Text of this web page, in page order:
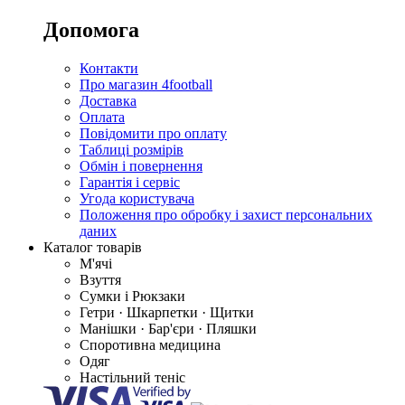
Допомога
Контакти
Про магазин 4football
Доставка
Оплата
Повідомити про оплату
Таблиці розмірів
Обмін і повернення
Гарантія і сервіс
Угода користувача
Положення про обробку і захист персональних
даних
Каталог товарів
М'ячі
Взуття
Сумки і Рюкзаки
Гетри · Шкарпетки · Щитки
Манішки · Бар'єри · Пляшки
Споротивна медицина
Одяг
Настільний теніс